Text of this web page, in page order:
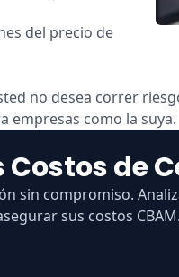
del precio de
no desea correr
empresas como la suya.
de
sin compromiso.
sus costos CBAM.